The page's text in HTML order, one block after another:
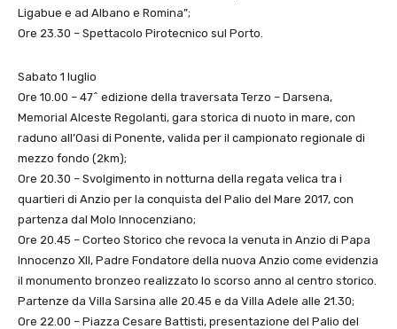
Ligabue e ad Albano e Romina”;
Ore 23.30 – Spettacolo Pirotecnico sul Porto.
Sabato 1 luglio
Ore 10.00 – 47^ edizione della traversata Terzo – Darsena,
Memorial Alceste Regolanti, gara storica di nuoto in mare, con
raduno all’Oasi di Ponente, valida per il campionato regionale di
mezzo fondo (2km);
Ore 20.30 – Svolgimento in notturna della regata velica tra i
quartieri di Anzio per la conquista del Palio del Mare 2017, con
partenza dal Molo Innocenziano;
Ore 20.45 – Corteo Storico che revoca la venuta in Anzio di Papa
Innocenzo XII, Padre Fondatore della nuova Anzio come evidenzia
il monumento bronzeo realizzato lo scorso anno al centro storico.
Partenze da Villa Sarsina alle 20.45 e da Villa Adele alle 21.30;
Ore 22.00 – Piazza Cesare Battisti, presentazione del Palio del